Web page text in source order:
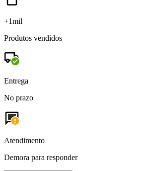
+1mil
Produtos vendidos
Entrega
No prazo
Atendimento
Demora para responder